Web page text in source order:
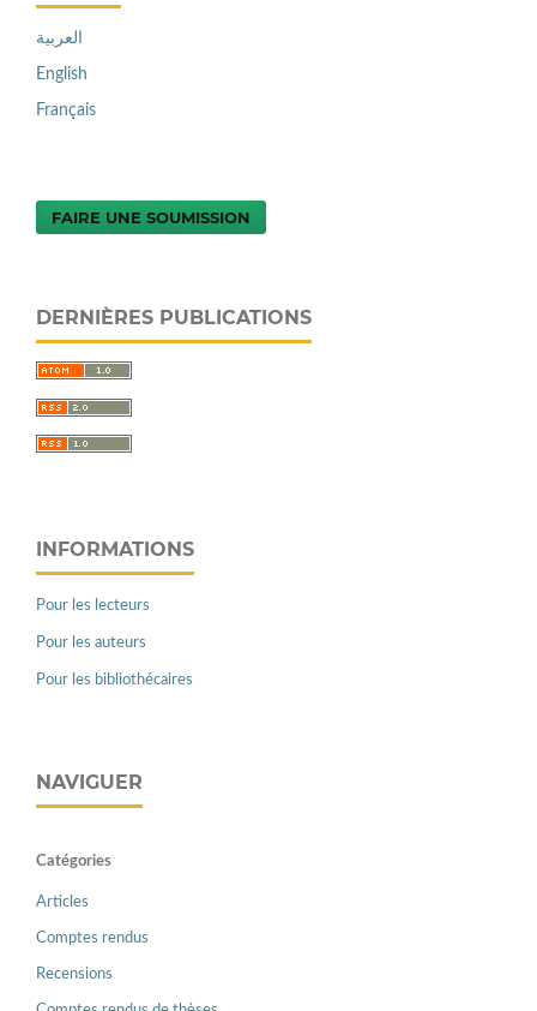
العربية
English
Français
FAIRE UNE SOUMISSION
DERNIÈRES PUBLICATIONS
INFORMATIONS
Pour les lecteurs
Pour les auteurs
Pour les bibliothécaires
NAVIGUER
Catégories
Articles
Comptes rendus
Recensions